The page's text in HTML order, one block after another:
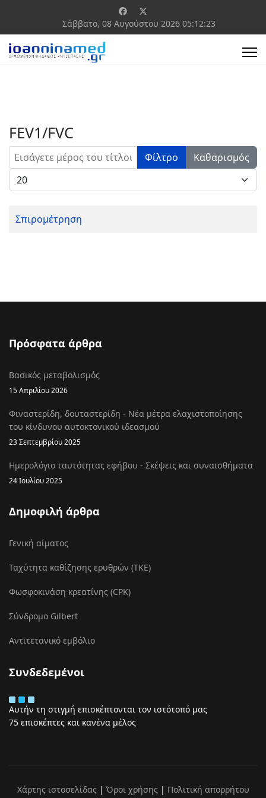
Σάββατο, 08 Αυγούστου 2026 05:12:23
FEV1/FVC
Εισάγετε μέρος του τίτλου. Φίλτρο
Καθαρισμός
Εμφάνιση #
Σπιρομέτρηση
Πρόσφατα άρθρα
Βασικός μεταβολισμός
15 Απριλίου 2026
Φιναστερίδη, δουταστερίδη - Νέα μέτρα ελαχιστοποίησης
του κίνδυνου αυτοκτονικού ιδεασμού
23 Σεπτεμβρίου 2025
Ημερολόγιο ταυτότητας εφήβου - Σκέψεις και συναισθήματα
24 Ιουλίου 2025
Δημοφιλή άρθρα
Γενική αίματος
Ταχύτητα καθίζησης ερυθρών (ΤΚΕ)
Φωσφοκινάση κρεατίνης (CPK)
Σύνδρομο Gilbert
Αντιτετανικό εμβόλιο
Συνδεδεμένοι
Αυτήν τη στιγμή επισκέπτονται τον ιστότοπό μας
75 επισκέπτες και κανένα μέλος
Χάρτης ιστοσελίδας| Όροι χρήσης| Πολιτική απορρήτου